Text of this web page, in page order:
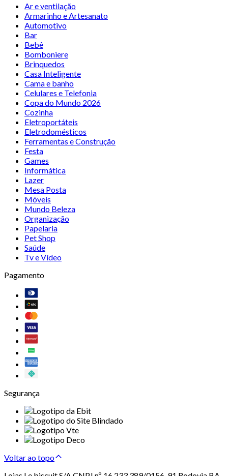
Ar e ventilação
Armarinho e Artesanato
Automotivo
Bar
Bebê
Bomboniere
Brinquedos
Casa Inteligente
Cama e banho
Celulares e Telefonia
Copa do Mundo 2026
Cozinha
Eletroportáteis
Eletrodomésticos
Ferramentas e Construção
Festa
Games
Informática
Lazer
Mesa Posta
Móveis
Mundo Beleza
Organização
Papelaria
Pet Shop
Saúde
Tv e Vídeo
Pagamento
Segurança
Voltar ao topo